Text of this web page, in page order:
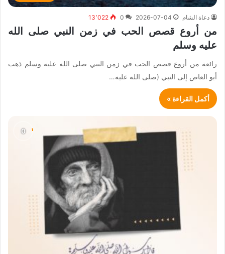
دعاة الشام 2026-07-04
0 13٬022
من أروع قصص الحب في زمن النبي صلى الله
عليه وسلم
رائعة من أروع قصص الحب في زمن النبي صلى الله عليه وسلم ذهب
أبو العاص إلى النبي (صلى الله عليه…
أكمل القراءة »